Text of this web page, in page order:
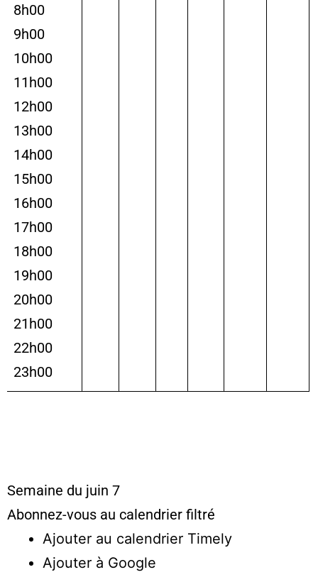
8h00
9h00
10h00
11h00
12h00
13h00
14h00
15h00
16h00
17h00
18h00
19h00
20h00
21h00
22h00
23h00
Semaine du juin 7
Abonnez-vous au calendrier filtré
Ajouter au calendrier Timely
Ajouter à Google